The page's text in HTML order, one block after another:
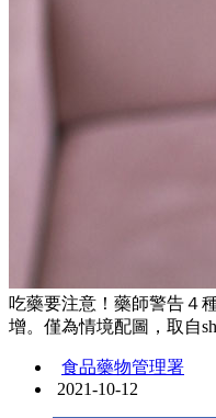
吃藥要注意！藥師警告４
增。僅為情境配圖，取自
食品藥物管理署
2021-10-12